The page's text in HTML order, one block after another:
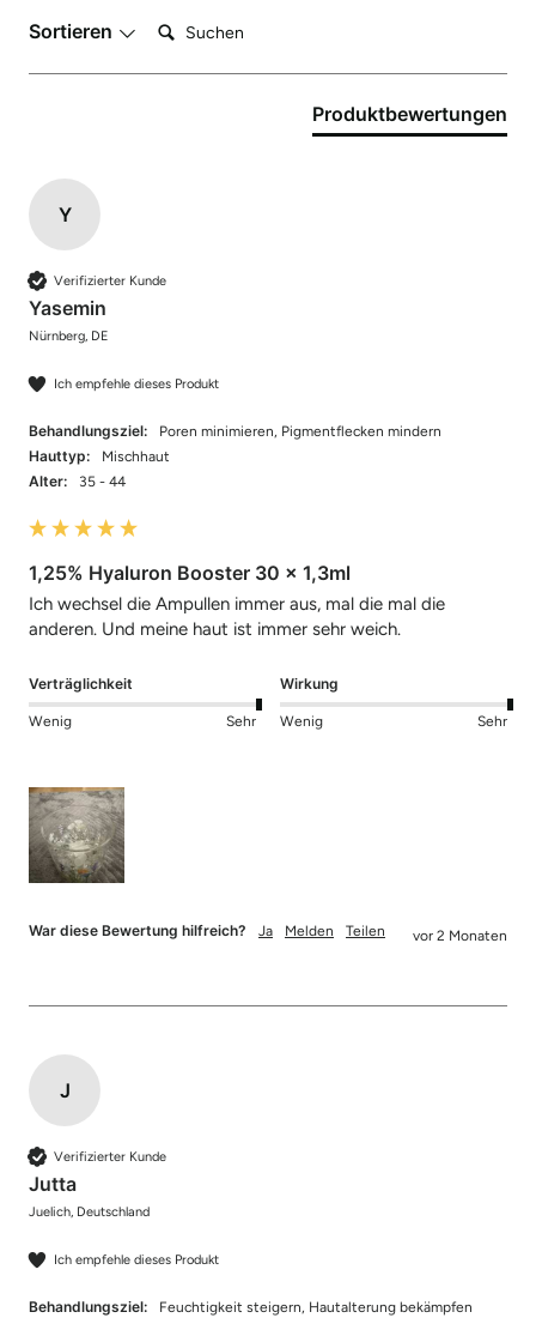
Sortieren Suchen:
Produktbewertungen
Y
Verifizierter Kunde
Yasemin
Nürnberg, DE
Ich empfehle dieses Produkt
Behandlungsziel: Poren minimieren, Pigmentflecken mindern
Hauttyp: Mischhaut
Alter: 35 - 44
1,25% Hyaluron Booster 30 x 1,3ml
Ich wechsel die Ampullen immer aus, mal die mal die
anderen. Und meine haut ist immer sehr weich.
Verträglichkeit
Wenig Sehr
Wirkung
Wenig Sehr
War diese Bewertung hilfreich? Ja Melden Teilen vor 2 Monaten
J
Verifizierter Kunde
Jutta
Juelich, Deutschland
Ich empfehle dieses Produkt
Behandlungsziel: Feuchtigkeit steigern, Hautalterung bekämpfen